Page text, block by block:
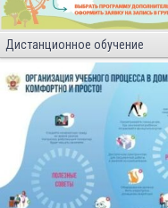
Дистанционное обучение